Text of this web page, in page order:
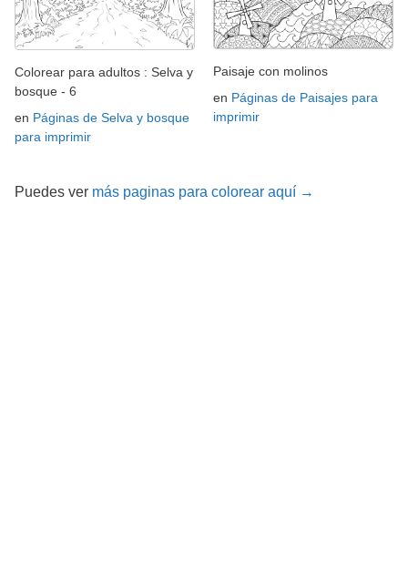
Colorear para adultos : Selva y
bosque - 6
en Páginas de Selva y bosque
para imprimir
Paisaje con molinos
en Páginas de Paisajes para
imprimir
Puedes ver más paginas para colorear aquí →